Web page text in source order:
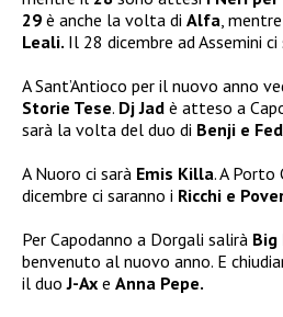
29 è anche la volta di Alfa ,
Leali. Il 28 dicembre ad Assemini ci
A Sant’Antioco per il nuovo anno
Storie Tese. Dj Jad è atteso a
sarà la volta del duo di Benji e
A Nuoro ci sarà Emis Killa. A Porto
dicembre ci saranno i Ricchi e
Per Capodanno a Dorgali salirà Big
benvenuto al nuovo anno. E
il duo J-Ax e Anna Pepe.